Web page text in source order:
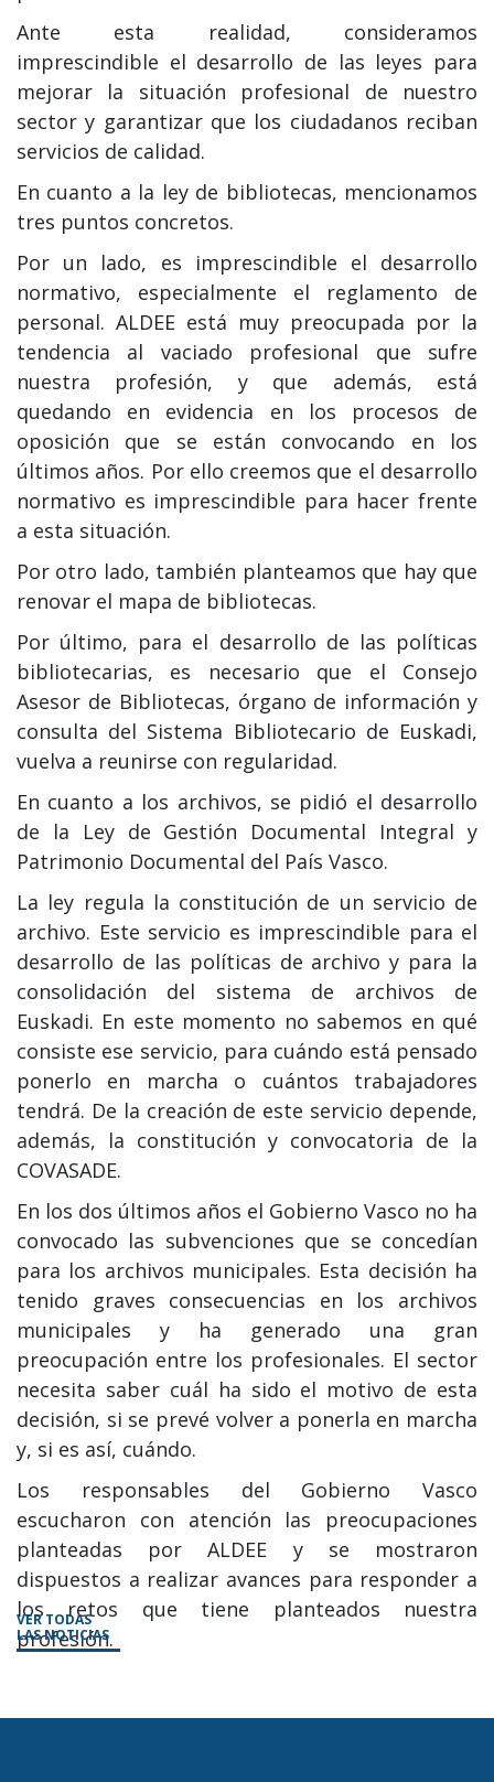
Ante esta realidad, consideramos
imprescindible el desarrollo de las leyes para
mejorar la situación profesional de nuestro
sector y garantizar que los ciudadanos reciban
servicios de calidad.
En cuanto a la ley de bibliotecas, mencionamos
tres puntos concretos.
Por un lado, es imprescindible el desarrollo
normativo, especialmente el reglamento de
personal. ALDEE está muy preocupada por la
tendencia al vaciado profesional que sufre
nuestra profesión, y que además, está
quedando en evidencia en los procesos de
oposición que se están convocando en los
últimos años. Por ello creemos que el desarrollo
normativo es imprescindible para hacer frente
a esta situación.
Por otro lado, también planteamos que hay que
renovar el mapa de bibliotecas.
Por último, para el desarrollo de las políticas
bibliotecarias, es necesario que el Consejo
Asesor de Bibliotecas, órgano de información y
consulta del Sistema Bibliotecario de Euskadi,
vuelva a reunirse con regularidad.
En cuanto a los archivos, se pidió el desarrollo
de la Ley de Gestión Documental Integral y
Patrimonio Documental del País Vasco.
La ley regula la constitución de un servicio de
archivo. Este servicio es imprescindible para el
desarrollo de las políticas de archivo y para la
consolidación del sistema de archivos de
Euskadi. En este momento no sabemos en qué
consiste ese servicio, para cuándo está pensado
ponerlo en marcha o cuántos trabajadores
tendrá. De la creación de este servicio depende,
además, la constitución y convocatoria de la
COVASADE.
En los dos últimos años el Gobierno Vasco no ha
convocado las subvenciones que se concedían
para los archivos municipales. Esta decisión ha
tenido graves consecuencias en los archivos
municipales y ha generado una gran
preocupación entre los profesionales. El sector
necesita saber cuál ha sido el motivo de esta
decisión, si se prevé volver a ponerla en marcha
y, si es así, cuándo.
Los responsables del Gobierno Vasco
escucharon con atención las preocupaciones
planteadas por ALDEE y se mostraron
dispuestos a realizar avances para responder a
los retos que tiene planteados nuestra
profesión.
VER TODAS
LAS NOTICIAS